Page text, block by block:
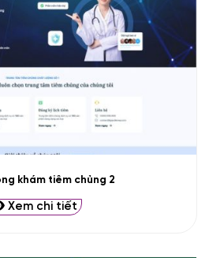
khám tiêm chủng 2
Xem chi tiết